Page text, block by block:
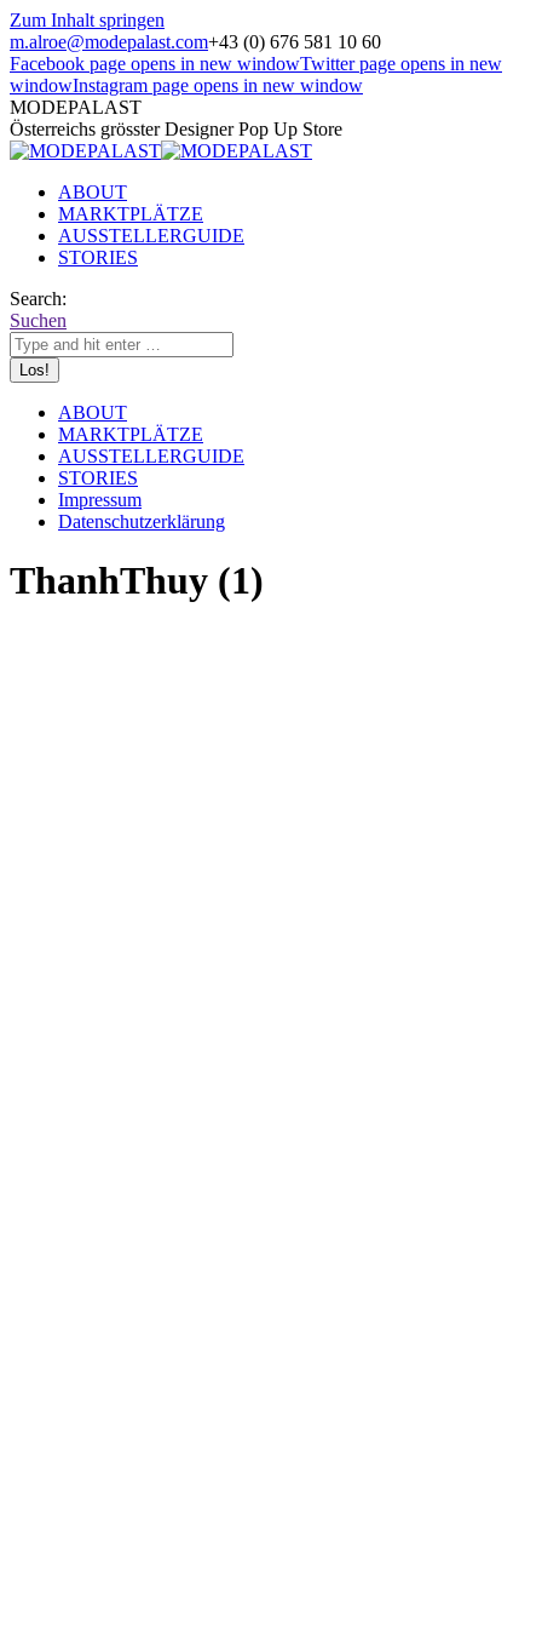
Zum Inhalt springen
m.alroe@modepalast.com+43 (0) 676 581 10 60
Facebook page opens in new windowTwitter page opens in new
windowInstagram page opens in new window
MODEPALAST
Österreichs grösster Designer Pop Up Store
ABOUT
MARKTPLÄTZE
AUSSTELLERGUIDE
STORIES
Search:
Suchen
ABOUT
MARKTPLÄTZE
AUSSTELLERGUIDE
STORIES
Impressum
Datenschutzerklärung
ThanhThuy (1)